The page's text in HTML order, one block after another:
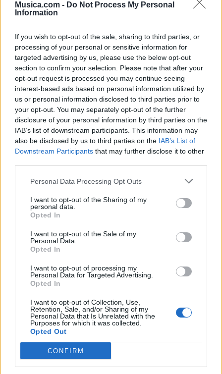
Musica.com - Do Not Process My Personal
Information
If you wish to opt-out of the sale, sharing to third parties, or
processing of your personal or sensitive information for
targeted advertising by us, please use the below opt-out
section to confirm your selection. Please note that after your
opt-out request is processed you may continue seeing
interest-based ads based on personal information utilized by
us or personal information disclosed to third parties prior to
your opt-out. You may separately opt-out of the further
disclosure of your personal information by third parties on the
IAB’s list of downstream participants. This information may
also be disclosed by us to third parties on the IAB’s List of
Downstream Participants that may further disclose it to other
Personal Data Processing Opt Outs
I want to opt-out of the Sharing of my
personal data.
Opted In
I want to opt-out of the Sale of my
Personal Data.
Opted In
I want to opt-out of processing my
Personal Data for Targeted Advertising.
Opted In
I want to opt-out of Collection, Use,
Retention, Sale, and/or Sharing of my
Personal Data that Is Unrelated with the
Purposes for which it was collected.
Opted Out
CONFIRM
Añadir un comentario ...
🪐🚀 Canciones para Ver las Estrellas:
Psicodelia y Space Rock 🎸✨
🌌🚀 Viaje intergaláctico: la mejor selección de
psicodelia, space rock y atmósferas cósmicas para
tus noches de astronomía. 🪐🎸 Desconecta, mira
al firmamento y siente la gravedad cero. 💾 ¡Guarda
esta colección para tu próxima noche estrellada!
B C D K
Z #